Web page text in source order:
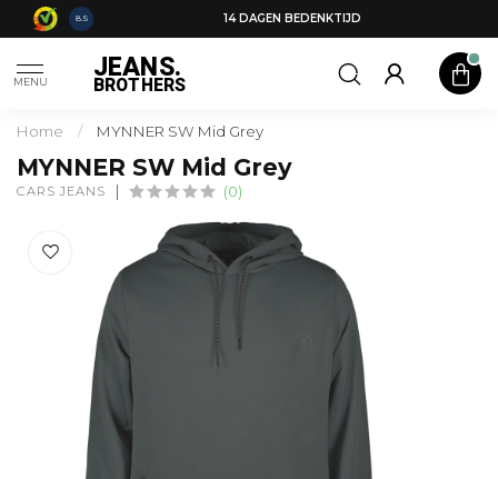
8.5 14 DAGEN BEDENKTIJD
MENU JEANS.
BROTHERS
Home / MYNNER SW Mid Grey
MYNNER SW Mid Grey
CARS JEANS (0)